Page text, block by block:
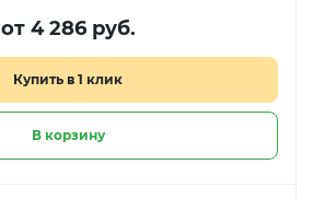
от 4 286 руб.
Купить в 1 клик
В корзину